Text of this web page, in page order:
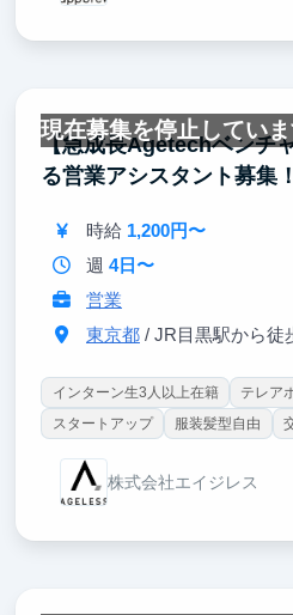
現在募集を停止してい
【急成長Agetechベンチ
る営業アシスタント募集！
時給 1,200円〜
週 4日〜
営業
東京都/ JR目黒駅から徒
インターン生3人以上在籍 テレア
スタートアップ
服装髪型自由
株式会社エイジレス